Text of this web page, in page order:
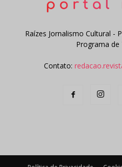
Raízes Jornalismo Cultural -
Programa de
Contato: